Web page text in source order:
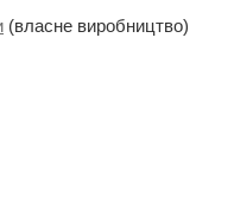
(власне виробництво)